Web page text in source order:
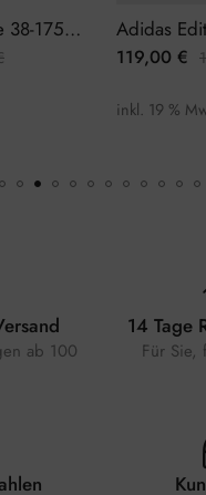
Fila Gamma Style 38-175-003 Herrenuhr Chronograph
119,00 €
inkl. 19 %
ab 100
14 Tage
Für Sie,